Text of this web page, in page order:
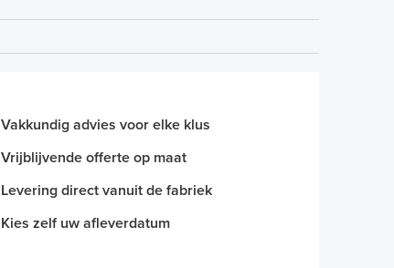
Vakkundig advies voor elke klus
Vrijblijvende offerte op maat
Levering direct vanuit de fabriek
Kies zelf uw afleverdatum